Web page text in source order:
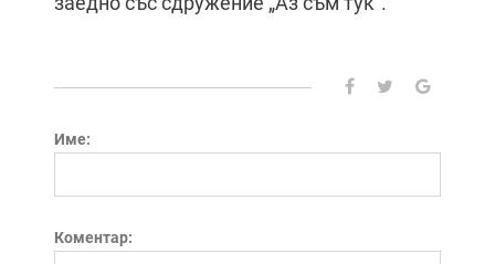
Име:
Коментар: